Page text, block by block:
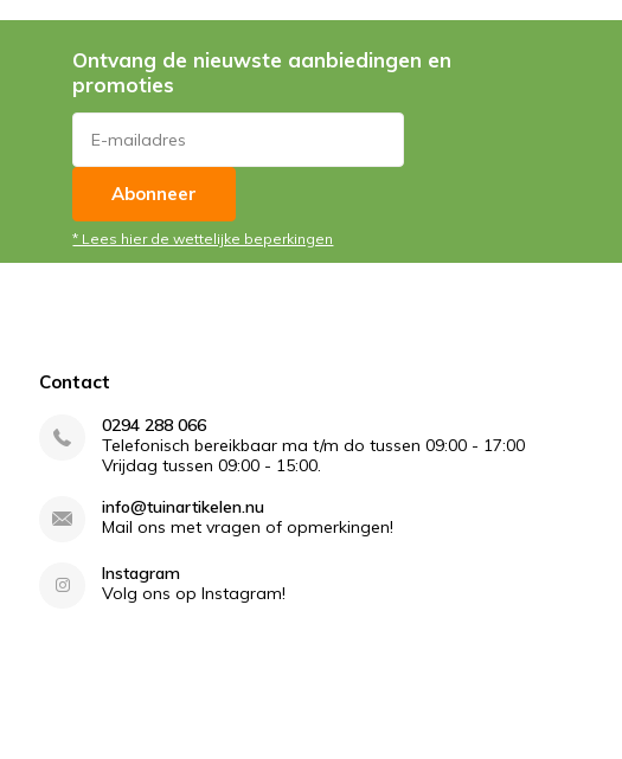
Ontvang de nieuwste aanbiedingen en
promoties
Abonneer
* Lees hier de wettelijke beperkingen
Contact
0294 288 066
Telefonisch bereikbaar ma t/m do tussen 09:00 - 17:00
Vrijdag tussen 09:00 - 15:00.
info@tuinartikelen.nu
Mail ons met vragen of opmerkingen!
Instagram
Volg ons op Instagram!